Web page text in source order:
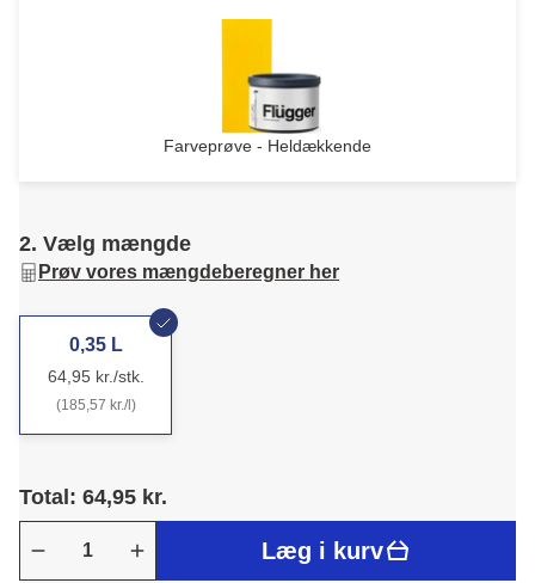
Farveprøve - Heldækkende
2. Vælg mængde
Prøv vores mængdeberegner her
0,35 L
64,95 kr./stk.
(185,57 kr./l)
Total: 64,95 kr.
Læg i kurv